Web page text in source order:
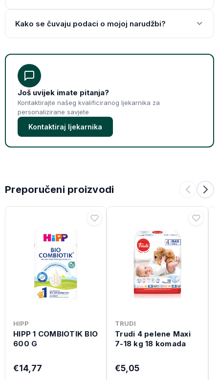
Kako se čuvaju podaci o mojoj narudžbi?
Još uvijek imate pitanja?
Kontaktirajte našeg kvalificiranog ljekarnika za
personalizirane savjete
Kontaktiraj ljekarnika
Preporučeni proizvodi
HIPP
HIPP 1 COMBIOTIK BIO
600 G
€14,77
TRUDI
Trudi 4 pelene Maxi
7-18 kg 18 komada
€5,05